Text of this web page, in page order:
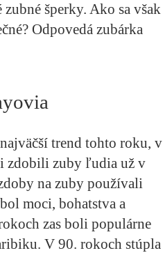
šperky. Ako sa však
Odpovedá zubárka
trend tohto roku, v
zdobili zuby ľudia už v
na zuby používali
moci, bohatstva a
zas boli populárne
V 90. rokoch stúpla